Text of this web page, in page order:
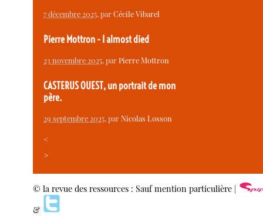
7 décembre 2025, parCécile Vibarel
Pierre Mottron - I almost died
23 novembre 2025, parPierre Mottron
CASTERUS OUEST, un portrait de mon
père.
29 septembre 2025, parNicolas Losson
<
>
© la revue des ressources : Sauf mention particulière |
&